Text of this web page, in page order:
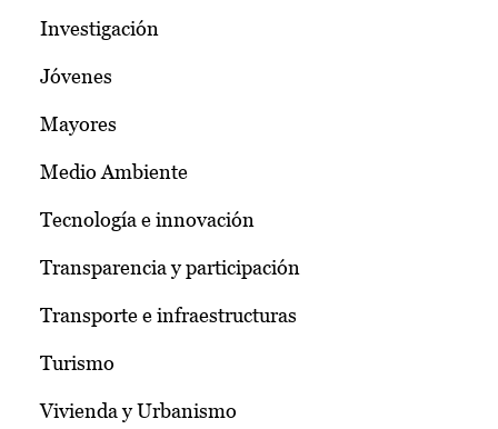
Investigación
Jóvenes
Mayores
Medio Ambiente
Tecnología e innovación
Transparencia y participación
Transporte e infraestructuras
Turismo
Vivienda y Urbanismo